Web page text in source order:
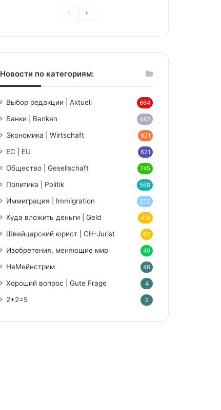
Предыдущая
Следующая
Новости по категориям:
Выбор редакции | Aktuell 664
Банки | Banken 442
Экономика | Wirtschaft 921
ЕС | EU 621
Общество | Gesellschaft 745
Политика | Politik 568
Иммиграция | Immigration 272
Куда вложить деньги | Geld 418
Швейцарский юрист | CH-Jurist 82
Изобретения, меняющие мир 49
НеМейнстрим 46
Хороший вопрос | Gute Frage 4
2+2=5 2